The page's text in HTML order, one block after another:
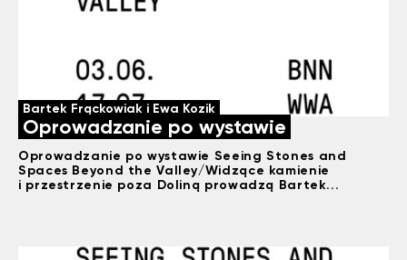
Bartek Frąckowiak i Ewa Kozik
Oprowadzanie po wystawie
Oprowadzanie po wystawie Seeing Stones and
Spaces Beyond the Valley/Widzące kamienie
i przestrzenie poza Doliną prowadzą Bartek...